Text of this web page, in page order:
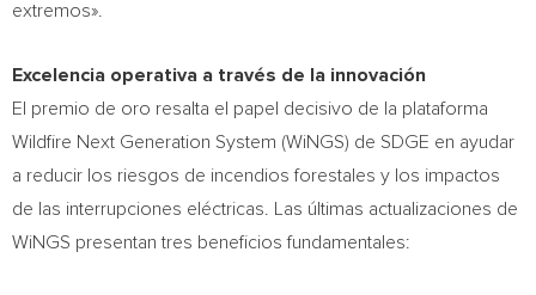
extremos».
Excelencia operativa a través de la innovación
El premio de oro resalta el papel decisivo de la plataforma
Wildfire Next Generation System (WiNGS) de SDGE en ayudar
a reducir los riesgos de incendios forestales y los impactos
de las interrupciones eléctricas. Las últimas actualizaciones de
WiNGS presentan tres beneficios fundamentales: